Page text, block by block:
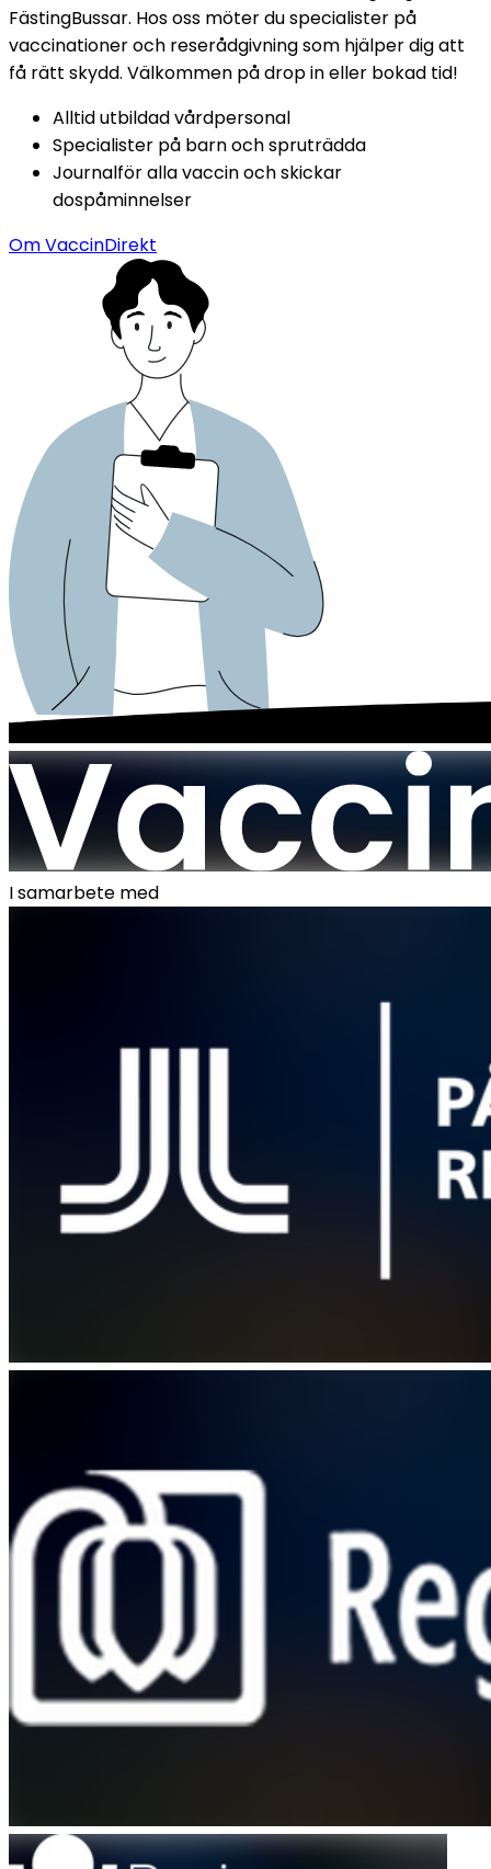
FästingBussar. Hos oss möter du specialister på
vaccinationer och reserådgivning som hjälper dig att
få rätt skydd. Välkommen på drop in eller bokad tid!
Alltid utbildad vårdpersonal
Specialister på barn och spruträdda
Journalför alla vaccin och skickar
dospåminnelser
Om VaccinDirekt
I samarbete med